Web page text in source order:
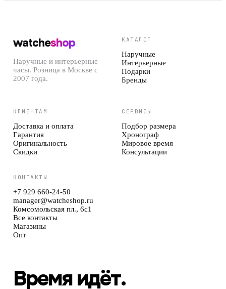
watcheshop
Наручные и интерьерные
часы. Розница в Москве с
2007 года.
КАТАЛОГ
Наручные
Интерьерные
Подарки
Бренды
КЛИЕНТАМ
Доставка и оплата
Гарантия
Оригинальность
Скидки
СЕРВИСЫ
Подбор размера
Хронограф
Мировое время
Консультации
КОНТАКТЫ
+7 929 660-24-50
manager@watcheshop.ru
Комсомольская пл., 6с1
Все контакты
Магазины
Опт
Время идёт.